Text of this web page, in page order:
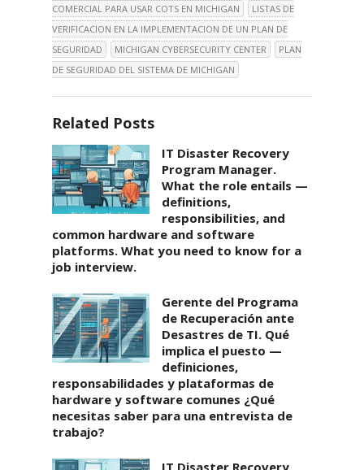
COMERCIAL PARA USAR COTS EN MICHIGAN
LISTAS DE
VERIFICACION EN LA IMPLEMENTACION DE UN PLAN DE
SEGURIDAD
MICHIGAN CYBERSECURITY CENTER
PLAN
DE SEGURIDAD DEL SISTEMA DE MICHIGAN
Related Posts
IT Disaster Recovery
Program Manager.
What the role entails —
definitions,
responsibilities, and
common hardware and software
platforms. What you need to know for a
job interview.
Gerente del Programa
de Recuperación ante
Desastres de TI. Qué
implica el puesto —
definiciones,
responsabilidades y plataformas de
hardware y software comunes ¿Qué
necesitas saber para una entrevista de
trabajo?